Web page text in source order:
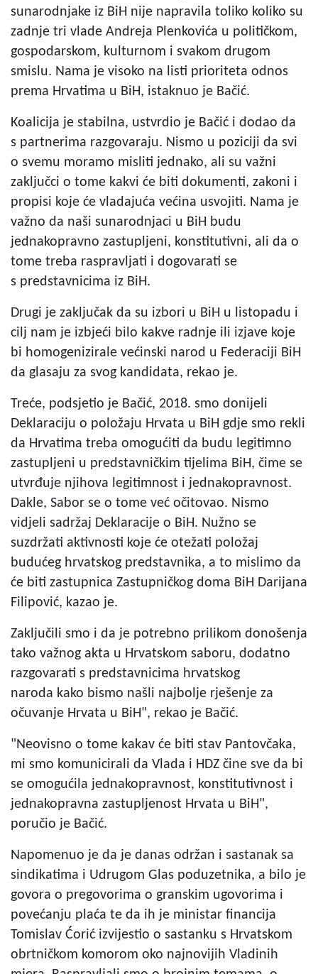
sunarodnjake iz BiH nije napravila toliko koliko su
zadnje tri vlade Andreja Plenkovića u političkom,
gospodarskom, kulturnom i svakom drugom
smislu. Nama je visoko na listi prioriteta odnos
prema Hrvatima u BiH, istaknuo je Bačić.
Koalicija je stabilna, ustvrdio je Bačić i dodao da
s partnerima razgovaraju. Nismo u poziciji da svi
o svemu moramo misliti jednako, ali su važni
zaključci o tome kakvi će biti dokumenti, zakoni i
propisi koje će vladajuća većina usvojiti. Nama je
važno da naši sunarodnjaci u BiH budu
jednakopravno zastupljeni, konstitutivni, ali da o
tome treba raspravljati i dogovarati se
s predstavnicima iz BiH.
Drugi je zaključak da su izbori u BiH u listopadu i
cilj nam je izbjeći bilo kakve radnje ili izjave koje
bi homogenizirale većinski narod u Federaciji BiH
da glasaju za svog kandidata, rekao je.
Treće, podsjetio je Bačić, 2018. smo donijeli
Deklaraciju o položaju Hrvata u BiH gdje smo rekli
da Hrvatima treba omogućiti da budu legitimno
zastupljeni u predstavničkim tijelima BiH, čime se
utvrđuje njihova legitimnost i jednakopravnost.
Dakle, Sabor se o tome već očitovao. Nismo
vidjeli sadržaj Deklaracije o BiH. Nužno se
suzdržati aktivnosti koje će otežati položaj
budućeg hrvatskog predstavnika, a to mislimo da
će biti zastupnica Zastupničkog doma BiH Darijana
Filipović, kazao je.
Zaključili smo i da je potrebno prilikom donošenja
tako važnog akta u Hrvatskom saboru, dodatno
razgovarati s predstavnicima hrvatskog
naroda kako bismo našli najbolje rješenje za
očuvanje Hrvata u BiH", rekao je Bačić.
"Neovisno o tome kakav će biti stav Pantovčaka,
mi smo komunicirali da Vlada i HDZ čine sve da bi
se omogućila jednakopravnost, konstitutivnost i
jednakopravna zastupljenost Hrvata u BiH",
poručio je Bačić.
Napomenuo je da je danas održan i sastanak sa
sindikatima i Udrugom Glas poduzetnika, a bilo je
govora o pregovorima o granskim ugovorima i
povećanju plaća te da ih je ministar financija
Tomislav Ćorić izvijestio o sastanku s Hrvatskom
obrtničkom komorom oko najnovijih Vladinih